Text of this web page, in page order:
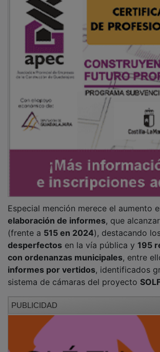
elaboración de informes, que
(frente a515 en 2024), destacando
desperfectosen la vía pública y195
con ordenanzas municipales, entre
informes por vertidos, identificados
sistema de cámaras del proyecto